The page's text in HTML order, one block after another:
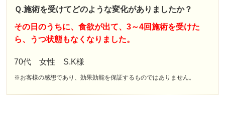
Ｑ.施術を受けてどのような変化がありましたか？
その日のうちに、食欲が出て、3～4回施術を受けた
ら、うつ状態もなくなりました。
70代 女性 S.K様
※お客様の感想であり、効果効能を保証するものではありません。